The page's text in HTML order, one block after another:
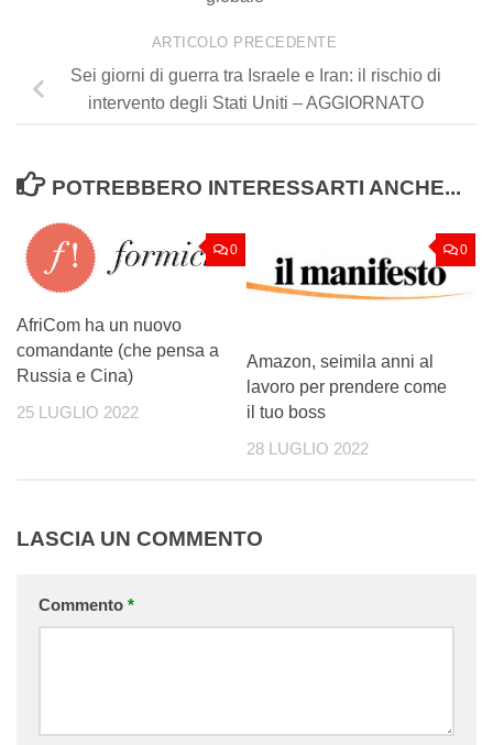
ARTICOLO PRECEDENTE
Sei giorni di guerra tra Israele e Iran: il rischio di
intervento degli Stati Uniti – AGGIORNATO
POTREBBERO INTERESSARTI ANCHE...
0
AfriCom ha un nuovo
comandante (che pensa a
Russia e Cina)
25 LUGLIO 2022
0
Amazon, seimila anni al
lavoro per prendere come
il tuo boss
28 LUGLIO 2022
LASCIA UN COMMENTO
Commento *